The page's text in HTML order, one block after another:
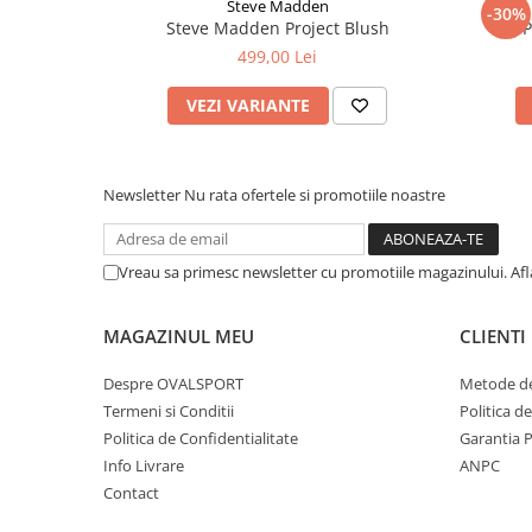
Steve Madden
Steve Madden Project Blush
499,00 Lei
VEZI VARIANTE
-30%
Newsletter Nu rata ofertele si promotiile noastre
Vreau sa primesc newsletter cu promotiile magazinului.
MAGAZINUL MEU
Despre OVALSPORT
Termeni si Conditii
Politica de Confidentialitate
Info Livrare
Contact
CLIENTI
Metode
Politica
Garantia
ANPC